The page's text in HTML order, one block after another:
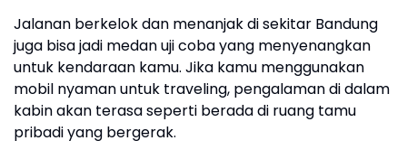
Jalanan berkelok dan menanjak di sekitar Bandung
juga bisa jadi medan uji coba yang menyenangkan
untuk kendaraan kamu. Jika kamu menggunakan
mobil nyaman untuk traveling, pengalaman di dalam
kabin akan terasa seperti berada di ruang tamu
pribadi yang bergerak.